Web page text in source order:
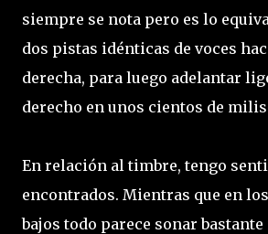
siempre se nota pero es lo
dos pistas idénticas de voces
derecha, para luego adelantar
derecho en unos cientos de
En relación al timbre, tengo
encontrados. Mientras que en
bajos todo parece sonar